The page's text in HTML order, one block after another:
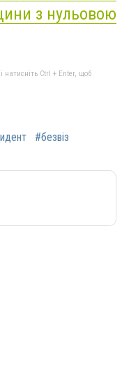
з нульовою
натисніть Ctrl + Enter, щоб
#безвіз